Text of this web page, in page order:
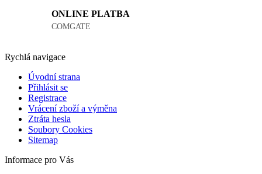
ONLINE PLATBA
COMGATE
Rychlá navigace
Úvodní strana
Přihlásit se
Registrace
Vrácení zboží a výměna
Ztráta hesla
Soubory Cookies
Sitemap
Informace pro Vás